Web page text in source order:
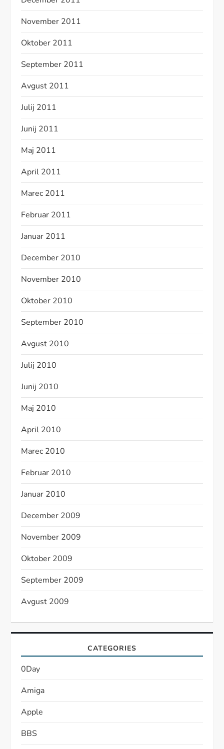
November 2011
Oktober 2011
September 2011
Avgust 2011
Julij 2011
Junij 2011
Maj 2011
April 2011
Marec 2011
Februar 2011
Januar 2011
December 2010
November 2010
Oktober 2010
September 2010
Avgust 2010
Julij 2010
Junij 2010
Maj 2010
April 2010
Marec 2010
Februar 2010
Januar 2010
December 2009
November 2009
Oktober 2009
September 2009
Avgust 2009
CATEGORIES
0Day
Amiga
Apple
BBS